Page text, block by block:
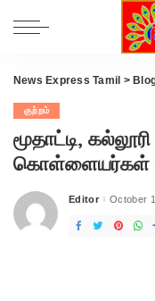
News Express Tamil >
குற்றம்
மூதாட்டி,
கொள்ளையர்கள்
Posted
Editor October